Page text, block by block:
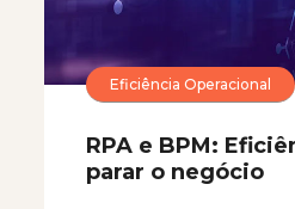
Eficiência Operacional
RPA e BPM:
parar o negócio